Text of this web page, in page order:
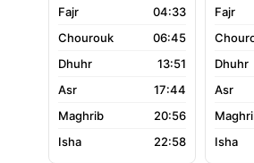
04:33
06:45
13:51
17:44
20:56
22:58